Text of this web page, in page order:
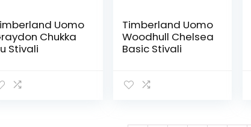
Uomo
Chukka
Stivali
Timberland Uomo
Woodhull Chelsea
Basic Stivali